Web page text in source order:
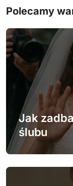
g
a
c
a
p
i
s
Polecamy
Jak
ślubu